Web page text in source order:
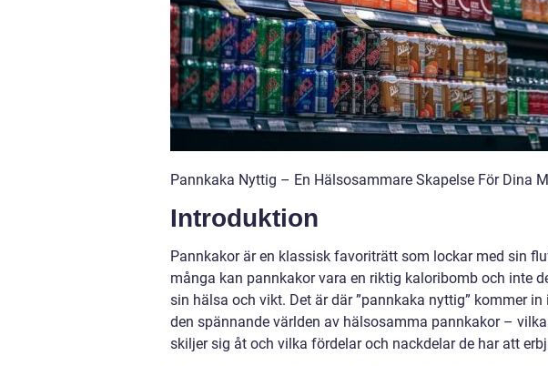
Pannkaka Nyttig – En Hälsosammare Skapelse För Dina
Introduktion
Pannkakor är en klassisk favoriträtt som lockar med sin
många kan pannkakor vara en riktig kaloribomb och inte
sin hälsa och vikt. Det är där ”pannkaka nyttig” kommer
den spännande världen av hälsosamma pannkakor –
skiljer sig åt och vilka fördelar och nackdelar de har att